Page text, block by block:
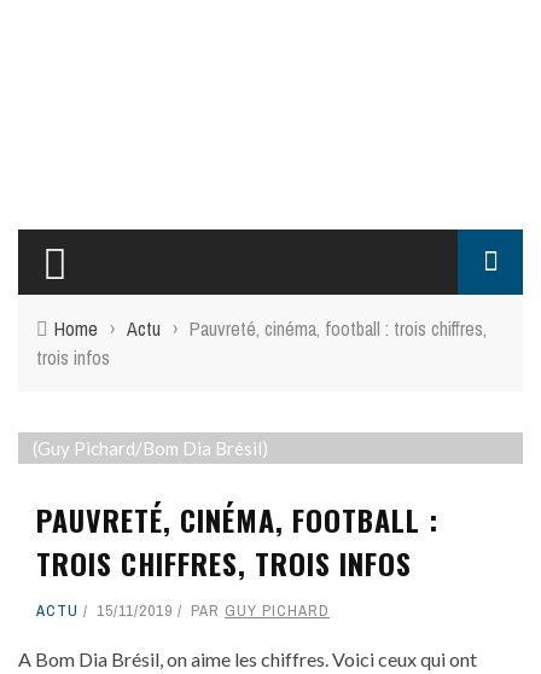
Home › Actu › Pauvreté, cinéma, football : trois chiffres,
trois infos
(Guy Pichard/Bom Dia Brésil)
PAUVRETÉ, CINÉMA, FOOTBALL :
TROIS CHIFFRES, TROIS INFOS
ACTU 15/11/2019 PAR GUY PICHARD
A Bom Dia Brésil, on aime les chiffres. Voici ceux qui ont